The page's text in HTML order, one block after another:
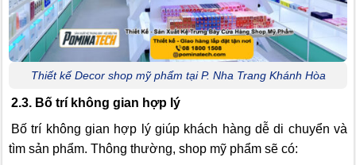
Thiết kế Decor shop mỹ phẩm tại P. Nha Trang Khánh Hòa
2.3. Bố trí không gian hợp lý
Bố trí không gian hợp lý giúp khách hàng dễ di chuyển và
tìm sản phẩm. Thông thường, shop mỹ phẩm sẽ có: